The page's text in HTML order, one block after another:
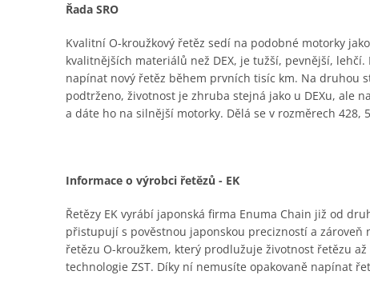
Řada SRO
Kvalitní O-kroužkový řetěz sedí na podobné motorky
kvalitnějších materiálů než DEX, je tužší, pevnější,
napínat nový řetěz během prvních tisíc km. Na druhou
podtrženo, životnost je zhruba stejná jako u DEXu, ale
a dáte ho na silnější motorky. Dělá se v rozměrech 428,
Informace o výrobci řetězů - EK
Řetězy EK vyrábí japonská firma Enuma Chain již od
přistupují s pověstnou japonskou precizností a
řetězu O-kroužkem, který prodlužuje životnost řetězu
technologie ZST. Díky ní nemusíte opakovaně napínat